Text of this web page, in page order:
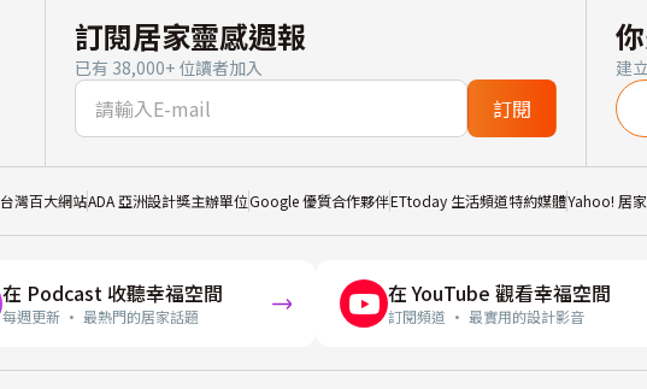
訂閱居家靈感週報
已有 38,000+ 位讀者加入
訂閱
建
台灣百大網站ADA 亞洲設計獎主辦單位Google 優質合作夥伴ETtoday 生活頻道特約媒體Yahoo! 居
在 Podcast 收聽幸福空間
每週更新 · 最熱門的居家話題
在 YouTube 觀看幸福空間
訂閱頻道 · 最實用的設計影音